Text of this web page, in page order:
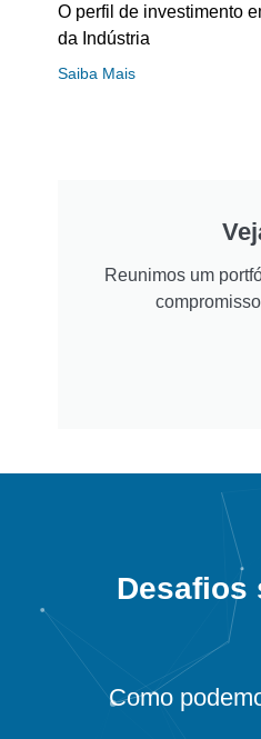
O perfil de investimento
da Indústria
Saiba Mais
Reunimos um
Desafios
Como